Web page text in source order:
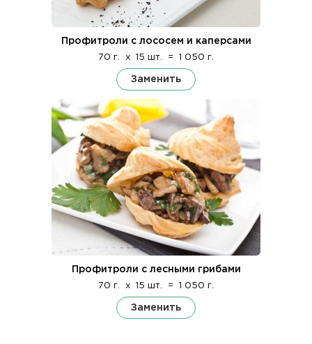
Профитроли с лососем и каперсами
70 г. x 15 шт. = 1 050 г.
Заменить
Профитроли с лесными грибами
70 г. x 15 шт. = 1 050 г.
Заменить